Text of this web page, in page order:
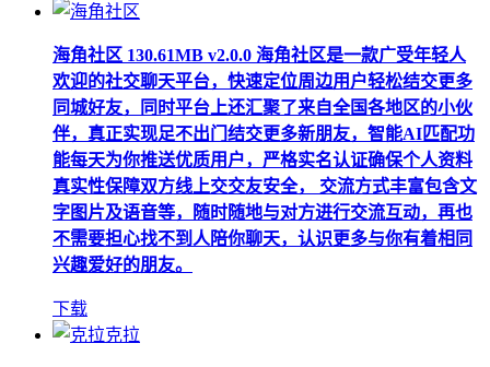
海角社区 130.61MB v2.0.0 海角社区是一款广受年轻人
欢迎的社交聊天平台，快速定位周边用户轻松结交更多
同城好友，同时平台上还汇聚了来自全国各地区的小伙
伴，真正实现足不出门结交更多新朋友，智能AI匹配功
能每天为你推送优质用户，严格实名认证确保个人资料
真实性保障双方线上交交友安全， 交流方式丰富包含文
字图片及语音等，随时随地与对方进行交流互动，再也
不需要担心找不到人陪你聊天，认识更多与你有着相同
兴趣爱好的朋友。
下载